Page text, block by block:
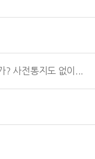
? 사전통지도 없이...